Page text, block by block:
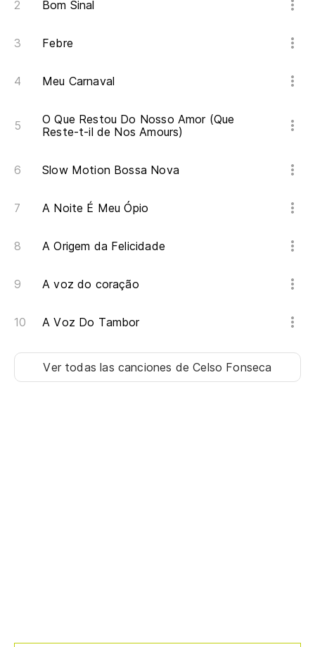
Bom Sinal
Febre
Meu Carnaval
O Que Restou Do Nosso Amor (Que
Reste-t-il de Nos Amours)
Slow Motion Bossa Nova
A Noite É Meu Ópio
A Origem da Felicidade
A voz do coração
A Voz Do Tambor
Ver todas las canciones de Celso Fonseca